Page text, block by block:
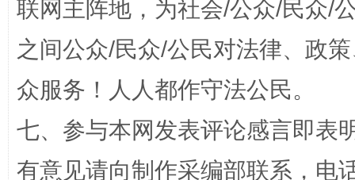
“蜀中异人”王建安的艺术幻境
联网主阵地，为社会/公众/民众/
之间公众/民众/公民对法律、政
众服务！人人都作守法公民。
七、参与本网发表评论感言即表
有意见请向制作采编部联系，电